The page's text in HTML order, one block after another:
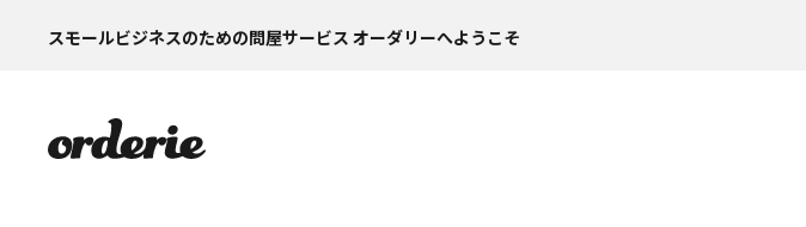
スモールビジネスのための問屋サービス オーダリーへようこそ